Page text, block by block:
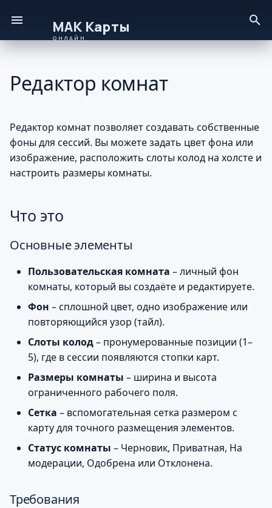
И
и
и
а
л
з
– руководство пользователя
Что это
Требования
Жизненный цикл
Как использовать
Открытие редактора
Создание новой
комнаты
Настройка фона
Настройка размеров
комнаты
Расположение слотов
колод
Публикация
Сценарии
Редактор комнат
Редактор комнат позволяет создавать собственные
фоны для сессий. Вы можете задать цвет фона или
изображение, расположить слоты колод на холсте и
настроить размеры комнаты.
Что это
Основные элементы
Пользовательская комната – личный фон
комнаты, который вы создаёте и редактируете.
Фон – сплошной цвет, одно изображение или
повторяющийся узор (тайл).
Слоты колод– пронумерованные позиции (1–
5), где в сессии появляются стопки карт.
Размеры комнаты – ширина и высота
ограниченного рабочего поля.
Сетка – вспомогательная сетка размером с
карту для точного размещения элементов.
Статус комнаты – Черновик, Приватная, На
модерации, Одобрена или Отклонена.
Требования